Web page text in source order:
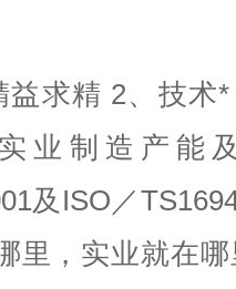
益求精 2、技术
业制造产能
及ISO／
里，实业就在